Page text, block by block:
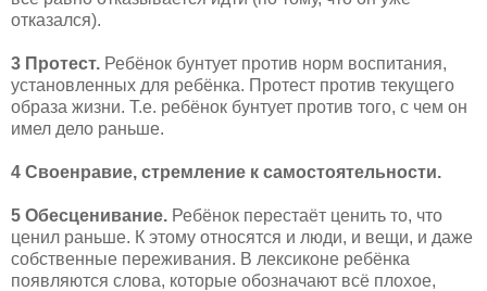
отказался).
3 Протест. Ребёнок бунтует против норм воспитания,
установленных для ребёнка. Протест против текущего
образа жизни. Т.е. ребёнок бунтует против того, с чем он
имел дело раньше.
4 Своенравие, стремление к самостоятельности.
5 Обесценивание. Ребёнок перестаёт ценить то, что
ценил раньше. К этому относятся и люди, и вещи, и даже
собственные переживания. В лексиконе ребёнка
появляются слова, которые обозначают всё плохое,